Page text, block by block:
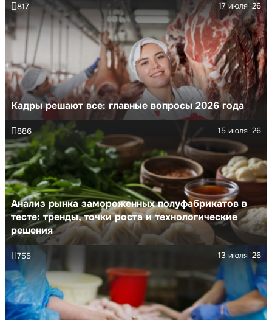
Кадры решают все: главные вопросы 2026 года
17 июля '26
817
Анализ рынка замороженных полуфабрикатов в
тесте: тренды, точки роста и технологические
решения
15 июля '26
886
13 июля '26
755